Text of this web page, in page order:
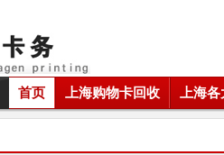
首页 上海购物卡回收 上海